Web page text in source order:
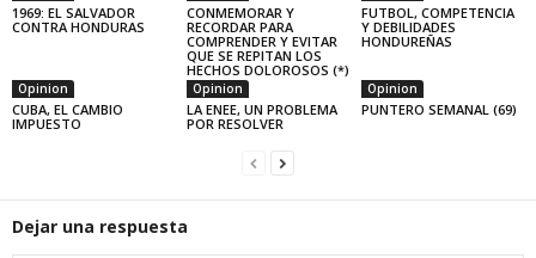
1969: EL SALVADOR
CONTRA HONDURAS
CONMEMORAR Y
RECORDAR PARA
COMPRENDER Y EVITAR
QUE SE REPITAN LOS
HECHOS DOLOROSOS (*)
FUTBOL, COMPETENCIA
Y DEBILIDADES
HONDUREÑAS
Opinion
CUBA, EL CAMBIO
IMPUESTO
Opinion
LA ENEE, UN PROBLEMA
POR RESOLVER
Opinion
PUNTERO SEMANAL (69)
Dejar una respuesta